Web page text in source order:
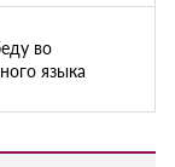
во
языка